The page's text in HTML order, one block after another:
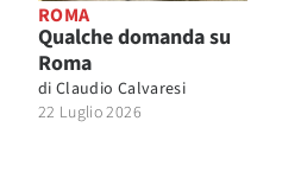
ROMA
Qualche domanda su
Roma
di Claudio Calvaresi
22 Luglio 2026